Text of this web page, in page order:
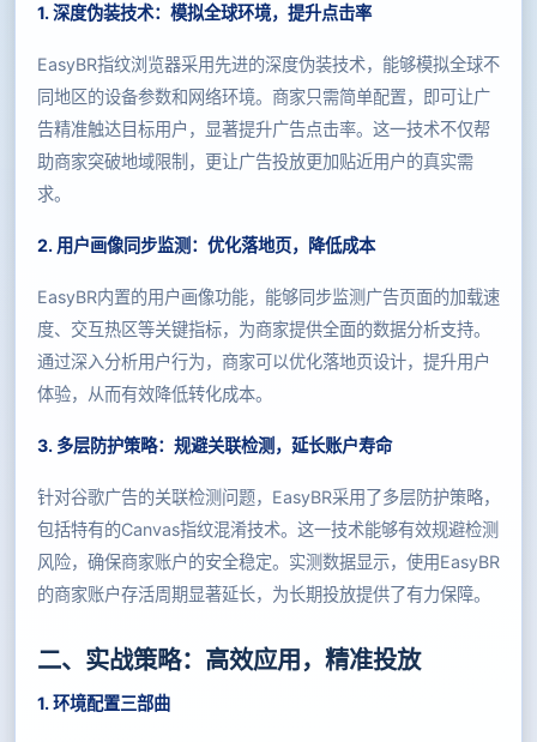
1. 深度伪装技术：模拟全球环境，提升点击率
EasyBR指纹浏览器采用先进的深度伪装技术，能够模拟全球不
同地区的设备参数和网络环境。商家只需简单配置，即可让广
告精准触达目标用户，显著提升广告点击率。这一技术不仅帮
助商家突破地域限制，更让广告投放更加贴近用户的真实需
求。
2. 用户画像同步监测：优化落地页，降低成本
EasyBR内置的用户画像功能，能够同步监测广告页面的加载速
度、交互热区等关键指标，为商家提供全面的数据分析支持。
通过深入分析用户行为，商家可以优化落地页设计，提升用户
体验，从而有效降低转化成本。
3. 多层防护策略：规避关联检测，延长账户寿命
针对谷歌广告的关联检测问题，EasyBR采用了多层防护策略，
包括特有的Canvas指纹混淆技术。这一技术能够有效规避检测
风险，确保商家账户的安全稳定。实测数据显示，使用EasyBR
的商家账户存活周期显著延长，为长期投放提供了有力保障。
二、实战策略：高效应用，精准投放
1. 环境配置三部曲